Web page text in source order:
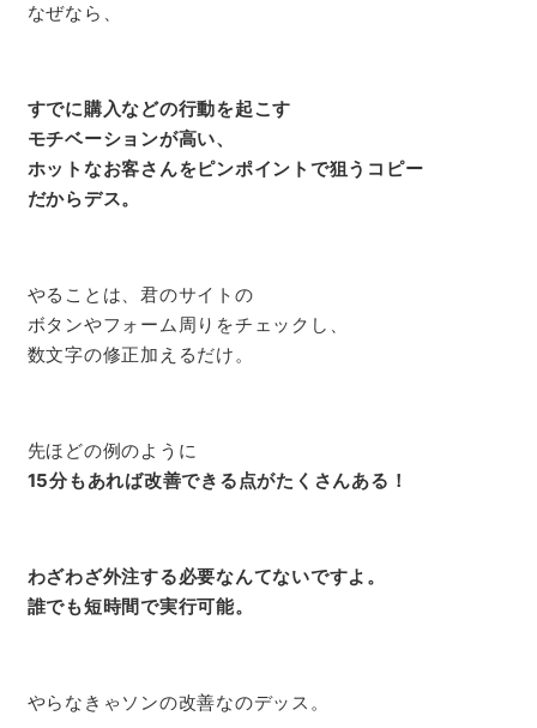
なぜなら、
すでに購入などの行動を起こす
モチベーションが高い、
ホットなお客さんをピンポイントで狙うコピー
だからデス。
やることは、君のサイトの
ボタンやフォーム周りをチェックし、
数文字の修正加えるだけ。
先ほどの例のように
15分もあれば改善できる点がたくさんある！
わざわざ外注する必要なんてないですよ。
誰でも短時間で実行可能。
やらなきゃソンの改善なのデッス。